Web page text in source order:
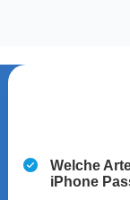
Welche
iPhone